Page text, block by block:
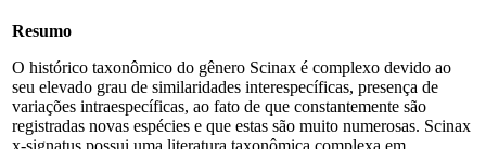
Resumo
O histórico taxonômico do gênero Scinax é complexo devido ao
seu elevado grau de similaridades interespecíficas, presença de
variações intraespecíficas, ao fato de que constantemente são
registradas novas espécies e que estas são muito numerosas. Scinax
x-signatus possui uma literatura taxonômica complexa em